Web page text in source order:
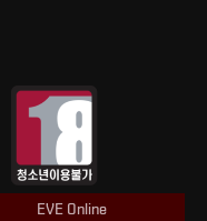
EVE Online